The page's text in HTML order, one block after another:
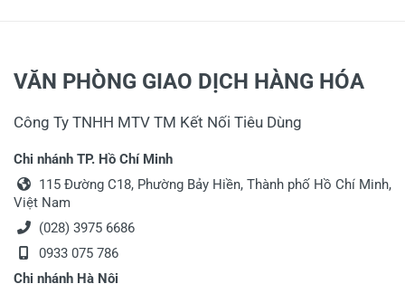
VĂN PHÒNG GIAO DỊCH HÀNG HÓA
Công Ty TNHH MTV TM Kết Nối Tiêu Dùng
Chi nhánh TP. Hồ Chí Minh
115 Đường C18, Phường Bảy Hiền, Thành phố Hồ Chí Minh,
Việt Nam
(028) 3975 6686
0933 075 786
Chi nhánh Hà Nội